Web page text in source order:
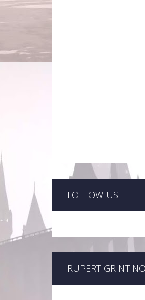
FOLLOW US
RUPERT GRINT